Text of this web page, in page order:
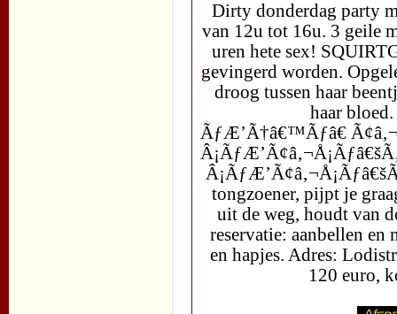
Dirty donderdag party
van 12u tot 16u. 3 geile
uren hete sex!
gevingerd worden.
droog tussen haar
haar
ÃƒÆ’Ã†â€™Ãƒâ€
tongzoener, pijpt je
uit de weg, houdt van
reservatie: aanbellen en
en hapjes. Adres:
120 euro,